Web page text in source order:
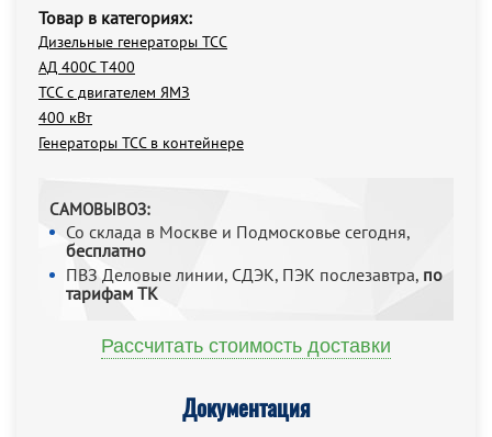
Товар в категориях:
Дизельные генераторы ТСС
АД 400С Т400
ТСС с двигателем ЯМЗ
400 кВт
Генераторы ТСС в контейнере
САМОВЫВОЗ:
Со склада в Москве и Подмосковье сегодня,
бесплатно
ПВЗ Деловые линии, СДЭК, ПЭК послезавтра, по
тарифам ТК
Рассчитать стоимость доставки
Документация